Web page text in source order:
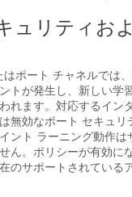
ュリティお
ポート チャネルでは
トが発生し、新しい学
れます。対応するイン
無効なポート セキュリ
ント ラーニング動作は
ん。ポリシーが有効に
のサポートされている